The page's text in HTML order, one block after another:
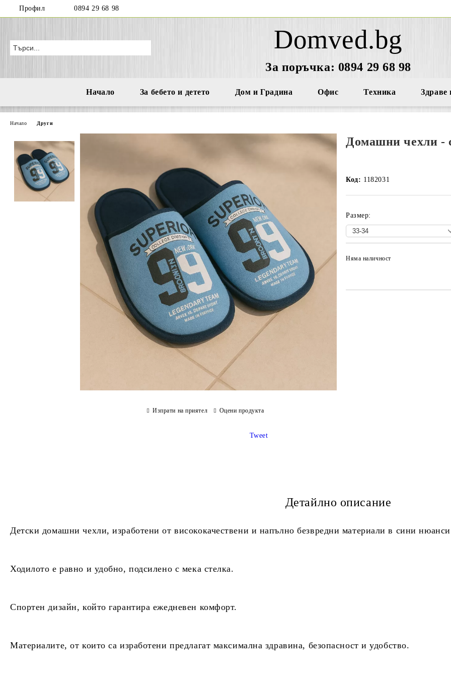
Профил 0894 29 68 98
Domved.bg
За поръчка: 0894 29 68 98
Начало За бебето и детето Дом и Градина Офис Техника Здраве
Начало Други
Домашни чехли -
Код: 1182031
Размер:
Няма наличност
Изпрати на приятел Оцени продукта
Tweet
Детайлно описание
Детски домашни чехли, изработени от висококачествени и напълно безвредни материали в сини
Ходилото еравно и удобно, подсилено с мека стелка.
Спортен дизайн, който гарантира ежедневен комфорт.
Материалите, от които са изработени предлагат максимална здравина, безопасност и удобство.